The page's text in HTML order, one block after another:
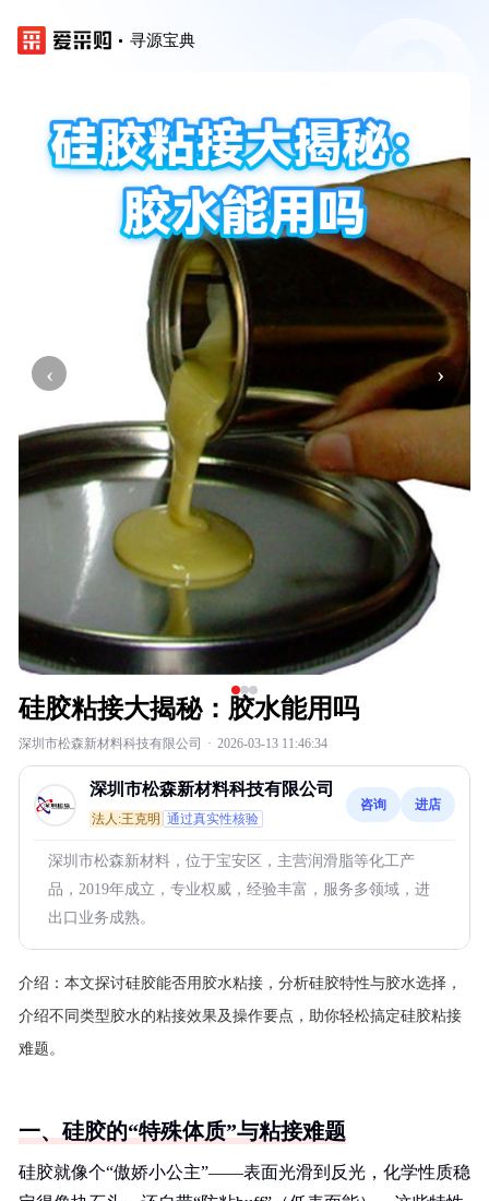
寻源宝典
‹ ›
硅胶粘接大揭秘：胶水能用吗
深圳市松森新材料科技有限公司 · 2026-03-13 11:46:34
深圳市松森新材料科技有限公司
法人:王克明 通过真实性核验
咨询 进店
深圳市松森新材料，位于宝安区，主营润滑脂等化工产
品，2019年成立，专业权威，经验丰富，服务多领域，进
出口业务成熟。
介绍： 本文探讨硅胶能否用胶水粘接，分析硅胶特性与胶水选择，
介绍不同类型胶水的粘接效果及操作要点，助你轻松搞定硅胶粘接
难题。
一、硅胶的“特殊体质”与粘接难题
硅胶就像个“傲娇小公主”——表面光滑到反光，化学性质稳